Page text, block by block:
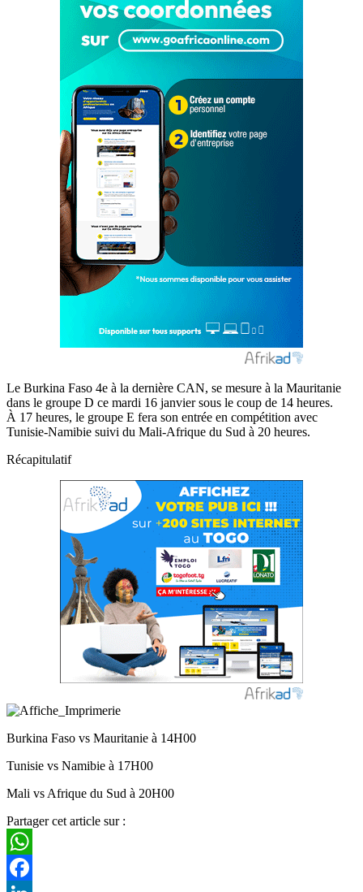
Le Burkina Faso 4e à la dernière CAN, se mesure à la Mauritanie
dans le groupe D ce mardi 16 janvier sous le coup de 14 heures.
À 17 heures, le groupe E fera son entrée en compétition avec
Tunisie-Namibie suivi du Mali-Afrique du Sud à 20 heures.
Récapitulatif
Burkina Faso vs Mauritanie à 14H00
Tunisie vs Namibie à 17H00
Mali vs Afrique du Sud à 20H00
Partager cet article sur :
WhatsApp